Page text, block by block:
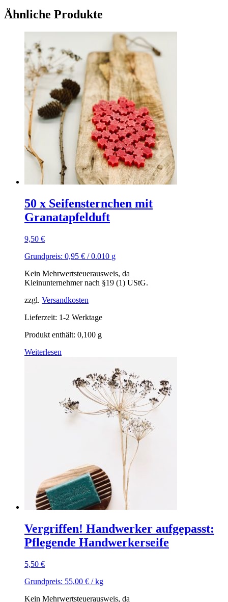
Ähnliche Produkte
50 x Seifensternchen mit
Granatapfelduft
9,50 €
Grundpreis: 0,95 € /0.010 g
Kein Mehrwertsteuerausweis, da
Kleinunternehmer nach §19 (1) UStG.
zzgl. Versandkosten
Lieferzeit: 1-2 Werktage
Produkt enthält: 0,100 g
Weiterlesen
Vergriffen! Handwerker aufgepasst:
Pflegende Handwerkerseife
5,50 €
Grundpreis: 55,00 € /kg
Kein Mehrwertsteuerausweis, da